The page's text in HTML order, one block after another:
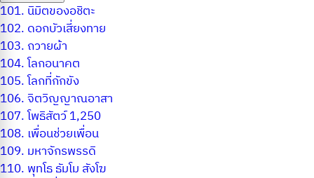
101. นิมิตของอชิตะ
102. ดอกบัวเสี่ยงทาย
103. ถวายผ้า
104.โลกอนาคต
105.โลกที่กักขัง
106.จิตวิญญาณอาสา
107.โพธิสัตว์ 1,250
108. เพื่อนช่วยเพื่อน
109. มหาจักรพรรดิ
110. พุทโธ ธัมโม สังโฆ